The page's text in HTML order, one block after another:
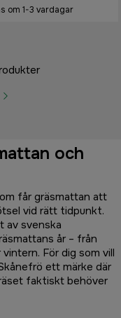
om 1-3 vardagar
och
får gräsmattan att
vid rätt tidpunkt.
av svenska
år – från
För dig som vill
ett märke där
faktiskt behöver